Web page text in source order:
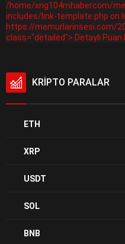
/home/xng104mhabercom/
includes/link-template.php on
https://memurlarinsesi.com/
class="detailed"> Detaylı
KRİPTO PARALAR
ETH
XRP
USDT
SOL
BNB